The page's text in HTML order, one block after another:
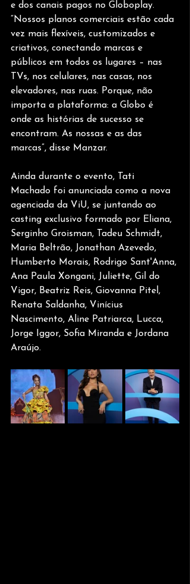
e dos canais pagos no Globoplay.
“Nossos planos comerciais estão cada
vez mais flexíveis, customizados e
criativos, conectando marcas e
públicos em todos os lugares – nas
TVs, nos celulares, nas casas, nos
elevadores, nas ruas. Porque, não
importa a plataforma: a Globo é
onde as histórias de sucesso se
encontram. As nossas e as das
marcas”, disse Manzar.
Ainda durante o evento, Tati
Machado foi anunciada como a nova
agenciada da ViU, se juntando ao
casting exclusivo formado por Eliana,
Serginho Groisman, Tadeu Schmidt,
Maria Beltrão, Jonathan Azevedo,
Humberto Morais, Rodrigo Sant'Anna,
Ana Paula Xongani, Juliette, Gil do
Vigor, Beatriz Reis, Giovanna Pitel,
Renata Saldanha, Vinícius
Nascimento, Aline Patriarca, Lucca,
Jorge Iggor, Sofia Miranda e Jordana
Araújo.